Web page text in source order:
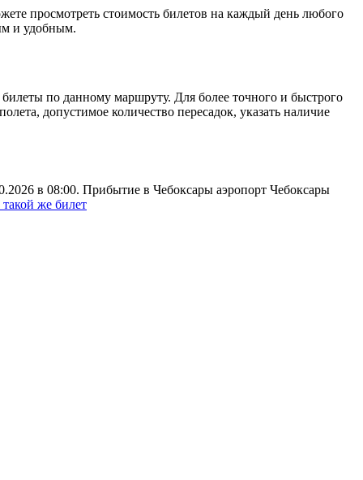
просмотреть стоимость билетов на каждый день любого
и удобным.
билеты по данному маршруту. Для более точного и быстрого
допустимое количество пересадок, указать наличие
в 08:00. Прибытие в Чебоксары аэропорт Чебоксары
же билет